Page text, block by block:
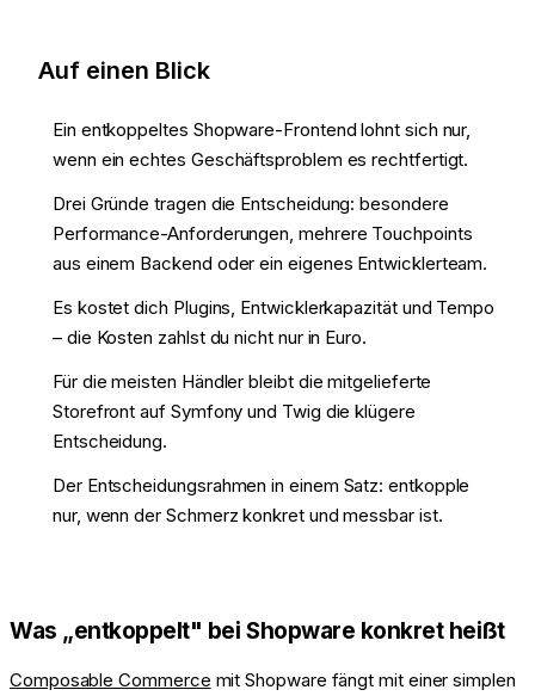
Auf einen Blick
Ein entkoppeltes Shopware-Frontend lohnt sich nur,
wenn ein echtes Geschäftsproblem es rechtfertigt.
Drei Gründe tragen die Entscheidung: besondere
Performance-Anforderungen, mehrere Touchpoints
aus einem Backend oder ein eigenes Entwicklerteam.
Es kostet dich Plugins, Entwicklerkapazität und Tempo
– die Kosten zahlst du nicht nur in Euro.
Für die meisten Händler bleibt die mitgelieferte
Storefront auf Symfony und Twig die klügere
Entscheidung.
Der Entscheidungsrahmen in einem Satz: entkopple
nur, wenn der Schmerz konkret und messbar ist.
Was „entkoppelt" bei Shopware konkret heißt
Composable Commerce mit Shopware fängt mit einer simplen